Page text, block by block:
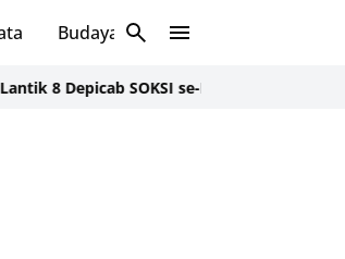
Budaya Sosial
SOKSI se-Banten, Tegaskan